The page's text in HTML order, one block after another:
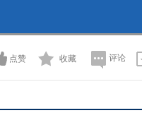
了 补贴怎么给
(201603...
2016-03-06
[聚焦三农]两会
点赞 收藏 评论